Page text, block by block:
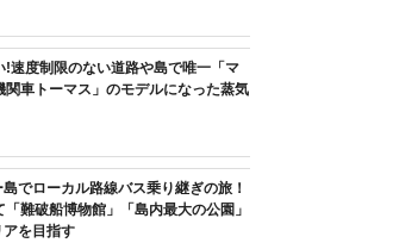
速度制限のない道路や島で唯一「マ
車トーマス」のモデルになった蒸気
でローカル路線バス乗り継ぎの旅！
難破船博物館」「島内最大の公園」
を目指す